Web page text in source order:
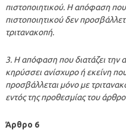
πιστοποιητικού. Η απόφαση που
πιστοποιητικού δεν
τριτανακοπή.
3. Η απόφαση που διατάζει την
κηρύσσει ανίσχυρο ή εκείνη
προσβάλλεται μόνο με
εντός της προθεσμίας του
Άρθρο 6